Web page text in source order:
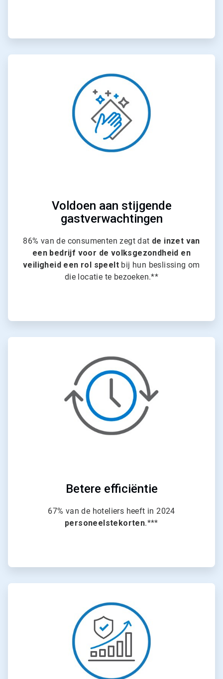
ˑ
Voldoen aan stijgende
gastverwachtingen
86% van de consumenten zegt dat de inzet van
een bedrijf voor de volksgezondheid en
veiligheid een rol speelt bij hun beslissing om
die locatie te bezoeken.**
ˑ
4
Betere efficiëntie
67% van de hoteliers heeft in 2024
personeelstekorten.***
ˑ